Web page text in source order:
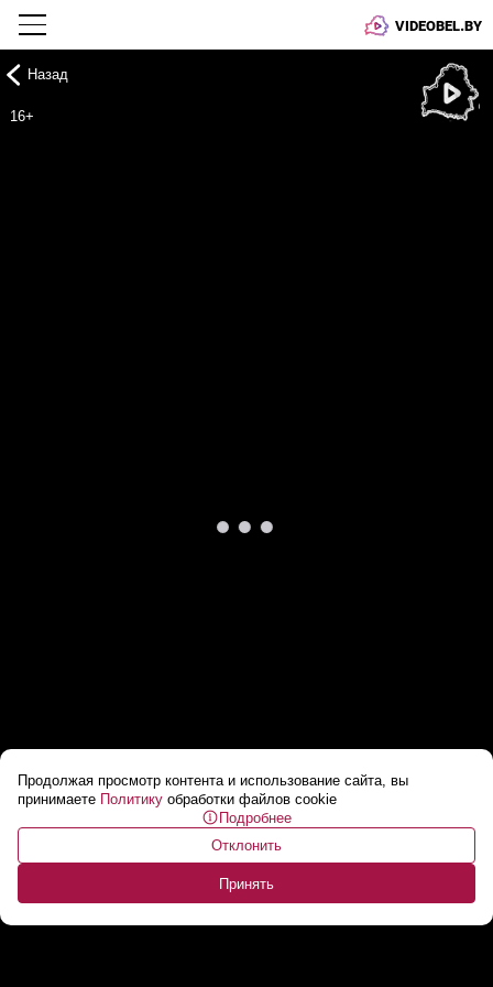
VIDEOBEL.BY
Продолжая просмотр контента и использование сайта, вы
принимаете Политику обработки файлов cookie
Подробнее
Отклонить
Принять
Назад
16+
Уголовка за продажу карты! // Кто такие
дропперы и почему их не осталось в